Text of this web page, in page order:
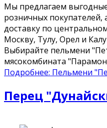
Мы предлагаем
розничных покупателей,
доставку по
Москву, Тулу, Орел и
Выбирайте пельмени
мясокомбината
Подробнее: Пельмени
Перец